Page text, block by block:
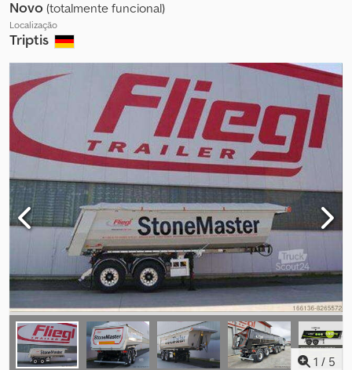
Novo (totalmente funcional)
Localização
Triptis
1 / 5